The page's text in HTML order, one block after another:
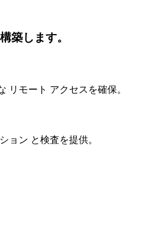
築します。
リモート アクセスを確保。
ョン と検査を提供。